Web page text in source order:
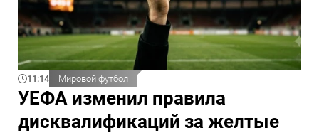
11:14 Мировой футбол
УЕФА изменил правила
дисквалификаций за желтые